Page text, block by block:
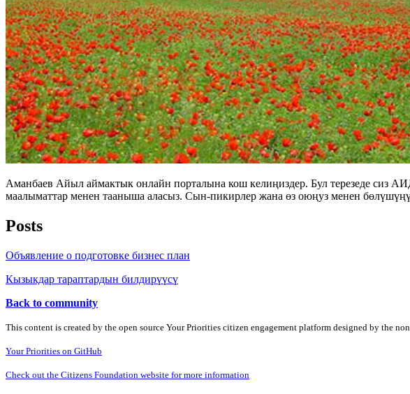
Аманбаев Айыл аймактык онлайн порталына кош келиңиздер. Бул терезеде сиз
маалыматтар менен тааныша аласыз. Сын-пикирлер жана өз оюңуз менен
Posts
Объявление о подготовке бизнес план
Кызыкдар тараптардын билдирүүсү
Back to community
This content is created by the open source Your Priorities citizen engagement platform designed by the
Your Priorities on GitHub
Check out the Citizens Foundation website for more information